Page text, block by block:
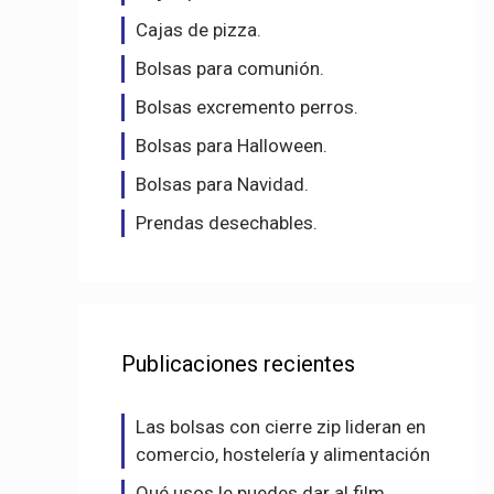
Cajas de pizza.
Bolsas para comunión.
Bolsas excremento perros.
Bolsas para Halloween.
Bolsas para Navidad.
Prendas desechables.
Publicaciones recientes
Las bolsas con cierre zip lideran en
comercio, hostelería y alimentación